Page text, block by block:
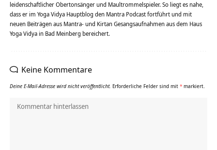
leidenschaftlicher Obertonsänger und Maultrommelspieler. So liegt es nahe,
dass er im Yoga Vidya Hauptblog den Mantra Podcast fortführt und mit
neuen Beiträgen aus Mantra- und Kirtan Gesangsaufnahmen aus dem Haus
Yoga Vidya in Bad Meinberg bereichert.
Keine Kommentare
Deine E-Mail-Adresse wird nicht veröffentlicht. Erforderliche Felder sind mit * markiert.